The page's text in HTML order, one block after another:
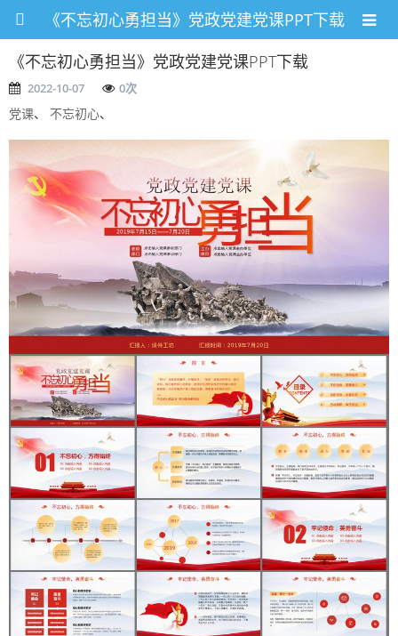
《不忘初心勇担当》党政党建党课PPT下载
《不忘初心勇担当》党政党建党课PPT下载
2022-10-07 0次
党课、 不忘初心、